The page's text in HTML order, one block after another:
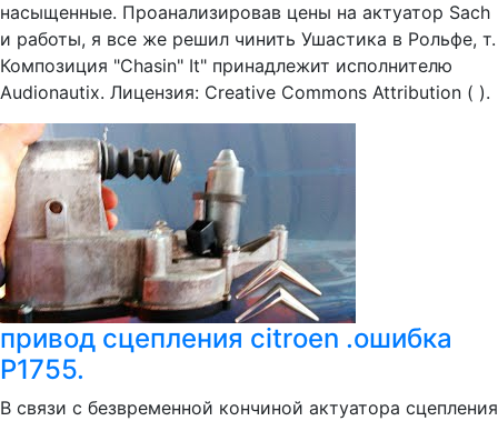
насыщенные. Проанализировав цены на актуатор Sach
и работы, я все же решил чинить Ушастика в Рольфе, т.
Композиция "Chasin" It" принадлежит исполнителю
Audionautix. Лицензия: Creative Commons Attribution ( ).
привод сцепления citroen .ошибка
P1755.
В связи с безвременной кончиной актуатора сцепления